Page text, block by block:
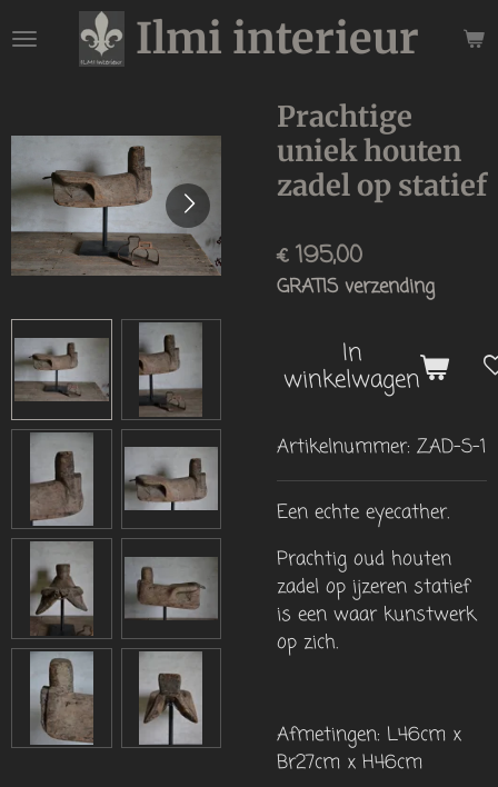
direct
hoofdinhoud
Ilmi interieur
Prachtige
uniek houten
zadel op statief
€ 195,00
GRATIS verzending
In
winkelwagen
Artikelnummer: ZAD-S-1
Een echte eyecather.
Prachtig oud houten
zadel op ijzeren statief
is een waar kunstwerk
op zich.
Afmetingen: L46cm x
Br27cm x H46cm